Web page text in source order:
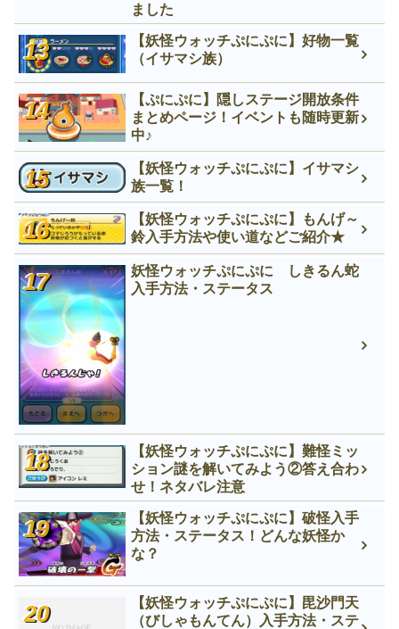
ました
【妖怪ウォッチぷにぷに】好物一覧
（イサマシ族）
【ぷにぷに】隠しステージ開放条件
まとめページ！イベントも随時更新
中♪
【妖怪ウォッチぷにぷに】イサマシ
族一覧！
【妖怪ウォッチぷにぷに】もんげ～
鈴入手方法や使い道などご紹介★
妖怪ウォッチぷにぷに しきるん蛇
入手方法・ステータス
【妖怪ウォッチぷにぷに】難怪ミッ
ション謎を解いてみよう②答え合わ
せ！ネタバレ注意
【妖怪ウォッチぷにぷに】破怪入手
方法・ステータス！どんな妖怪か
な？
【妖怪ウォッチぷにぷに】毘沙門天
（びしゃもんてん）入手方法・ステ